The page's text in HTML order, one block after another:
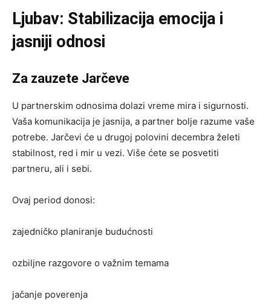
Ljubav: Stabilizacija emocija i
jasniji odnosi
Za zauzete Jarčeve
U partnerskim odnosima dolazi vreme mira i sigurnosti.
Vaša komunikacija je jasnija, a partner bolje razume vaše
potrebe. Jarčevi će u drugoj polovini decembra želeti
stabilnost, red i mir u vezi. Više ćete se posvetiti
partneru, ali i sebi.
Ovaj period donosi:
zajedničko planiranje budućnosti
ozbiljne razgovore o važnim temama
jačanje poverenja